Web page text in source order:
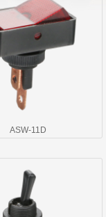
ASW-11D